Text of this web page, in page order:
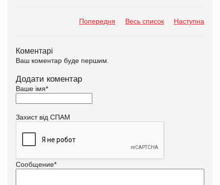
Попередня Весь список Наступна
Коментарі
Ваш коментар буде першим.
Додати коментар
Ваше імя*
Захист від СПАМ
Сообщение*